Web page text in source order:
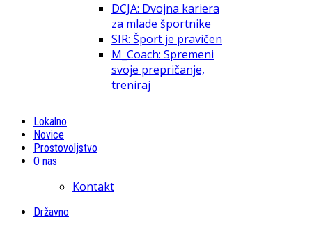
DCJA: Dvojna kariera
za mlade športnike
SIR: Šport je pravičen
M_Coach: Spremeni
svoje prepričanje,
treniraj
Lokalno
Novice
Prostovoljstvo
O nas
Kontakt
Državno